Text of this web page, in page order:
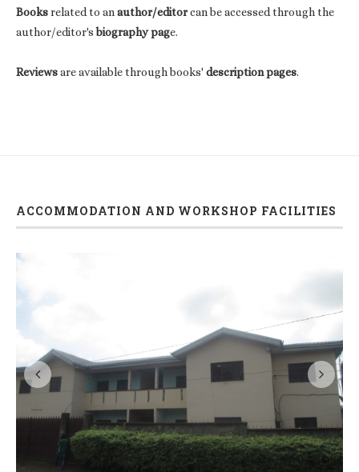
Booksrelated to anauthor/editorcan be accessed through the
author/editor'sbiography page.
Reviewsare available through books' description pages.
ACCOMMODATION AND WORKSHOP FACILITIES